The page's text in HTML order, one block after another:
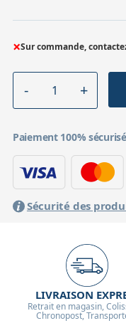
×Sur commande,
Paiement 100% sécurisé
Sécurité des
LIVRAISON
Retrait en magasin,
Chronopost,